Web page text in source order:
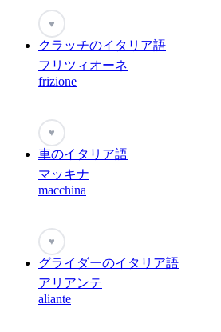
♥
クラッチのイタリア語
フリツィオーネ
frizione
♥
車のイタリア語
マッキナ
macchina
♥
グライダーのイタリア語
アリアンテ
aliante